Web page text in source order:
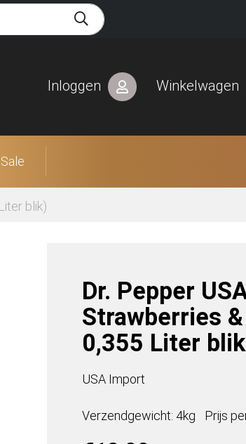
Inloggen Winkelwagen
Sale
blik)
Dr. Pepper
Strawberries
0,355 Liter
USA Import
Verzendgewicht: 4kg Prijs